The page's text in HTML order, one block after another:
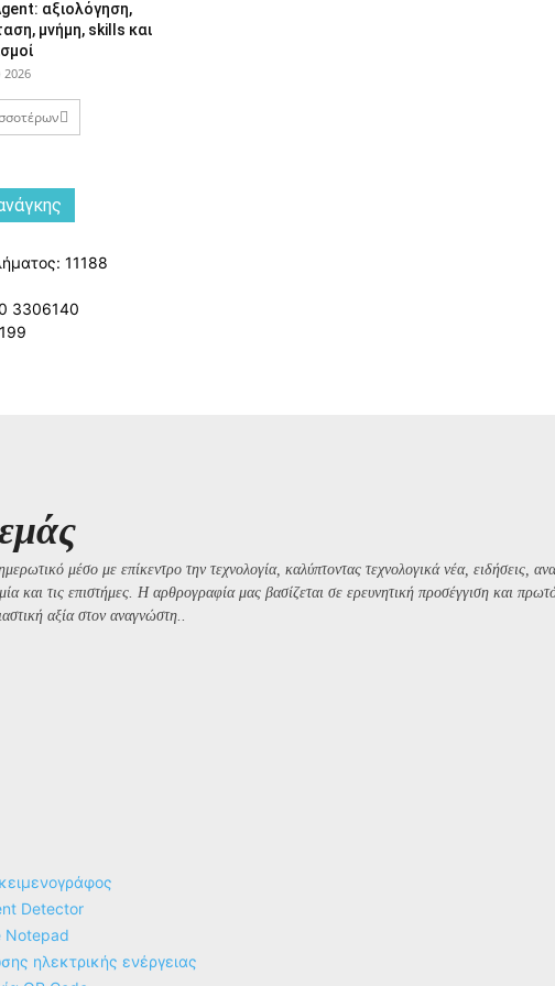
αξιολόγηση,
μνήμη, skills και
2026
11188
3306140
μέσο με επίκεντρο την τεχνολογία, καλύπτοντας τεχνολογικά νέα, ειδήσεις,
και τις επιστήμες. Η αρθρογραφία μας βασίζεται σε ερευνητική προσέγγιση και
αξία στον αναγνώστη..
Detector
Notepad
ηλεκτρικής ενέργειας